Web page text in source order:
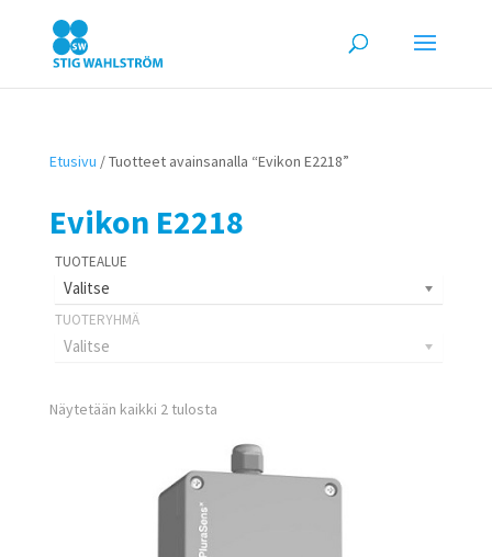
Etusivu / Tuotteet avainsanalla “Evikon E2218”
Evikon E2218
Valitse
Valitse
Näytetään kaikki 2 tulosta